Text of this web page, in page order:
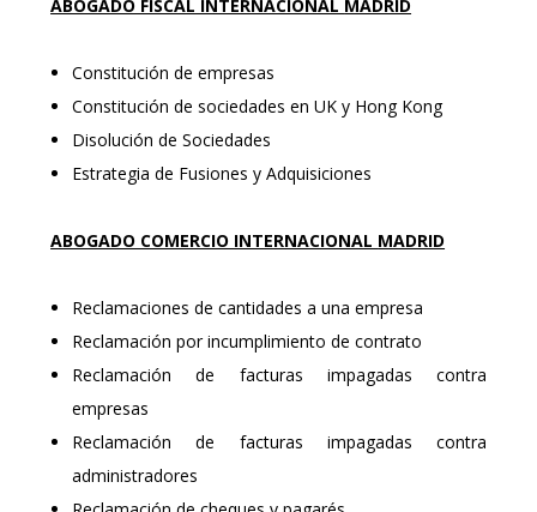
ABOGADO FISCAL INTERNACIONAL MADRID
Constitución de empresas
Constitución de sociedades en UK y Hong Kong
Disolución de Sociedades
Estrategia de Fusiones y Adquisiciones
ABOGADO COMERCIO INTERNACIONAL MADRID
Reclamaciones de cantidades a una empresa
Reclamación por incumplimiento de contrato
Reclamación de facturas impagadas contra
empresas
Reclamación de facturas impagadas contra
administradores